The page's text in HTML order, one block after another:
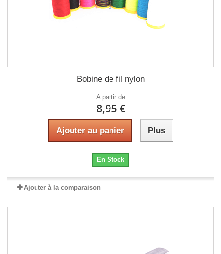
Bobine de fil nylon
A partir de
8,95 €
Ajouter au panier Plus
En Stock
Ajouter à la comparaison